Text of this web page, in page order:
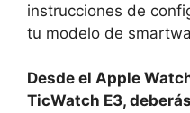
instrucciones de
tu modelo de
Desde el Apple
TicWatch E3,